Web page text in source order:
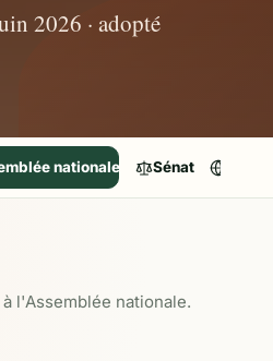
2026 · adopté
nationale Sénat
l'Assemblée nationale.